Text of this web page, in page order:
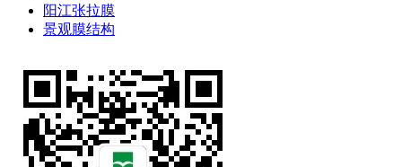
阳江张拉膜
景观膜结构